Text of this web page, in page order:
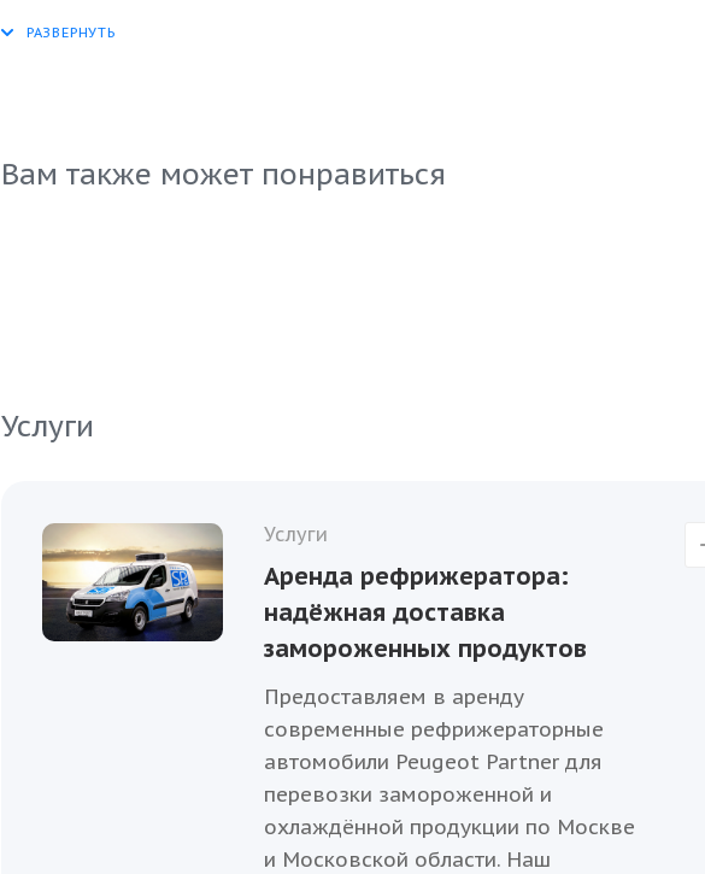
Благодаря своей нежной текстуре и богатому вкусу, этот продукт
потребностей своих клиентов.
Вам также может понравиться
Услуги
Услуги
Аренда рефрижератора:
надёжная доставка
замороженных продуктов
Предоставляем в аренду
современные рефрижераторные
автомобили Peugeot Partner для
перевозки замороженной и
охлаждённой продукции по Москве
и Московской области. Наш